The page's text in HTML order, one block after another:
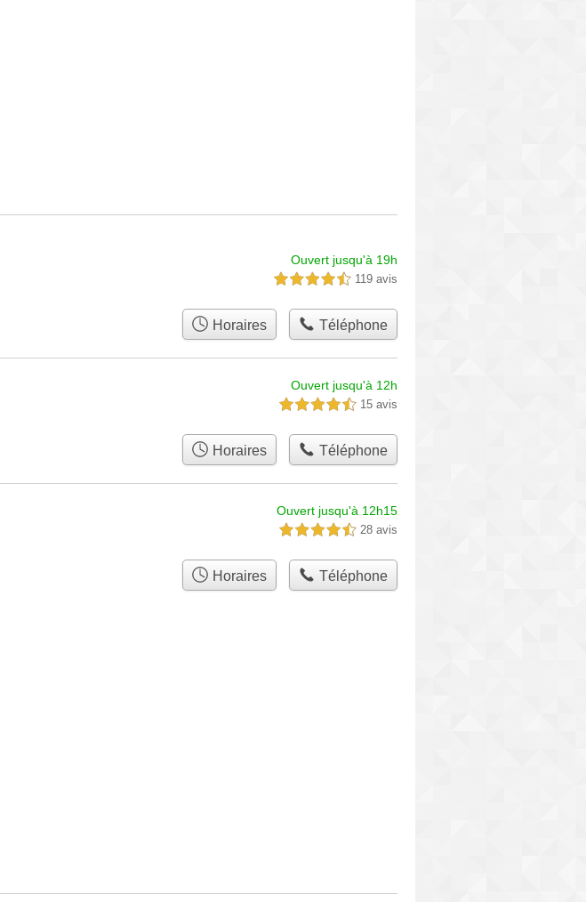
Ouvert jusqu'à 19h
4,5 étoiles sur 5 119 avis
Horaires Téléphone
Ouvert jusqu'à 12h
4,5 étoiles sur 5 15 avis
Horaires Téléphone
Ouvert jusqu'à 12h15
4,5 étoiles sur 5 28 avis
Horaires Téléphone